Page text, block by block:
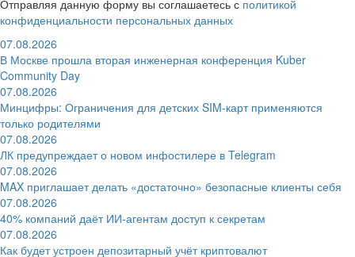
Отправляя данную форму вы соглашаетесь с политикой
конфиденциальности персональных данных
07.08.2026
В Москве прошла вторая инженерная конференция Kuber
Community Day
07.08.2026
Минцифры: Ограничения для детских SIM-карт применяются
только родителями
07.08.2026
ЛК предупреждает о новом инфостилере в Telegram
07.08.2026
MAX приглашает делать «достаточно» безопасные клиенты себя
07.08.2026
40% компаний даёт ИИ‑агентам доступ к секретам
07.08.2026
Как будет устроен депозитарный учёт криптовалют